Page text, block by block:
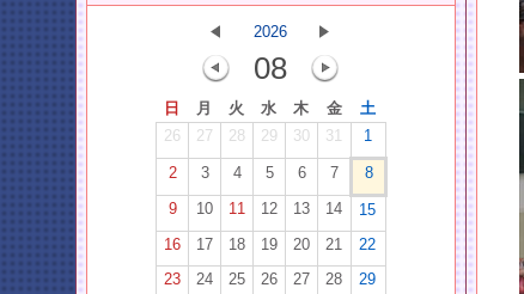
2026
08
日 月 火 水 木 金
土
26
27 28 29 30 31 1
2 3 4 5 6 7
8
9
10 11 12 13 14
15
16
17 18 19 20 21
22
23
24 25 26 27 28
29